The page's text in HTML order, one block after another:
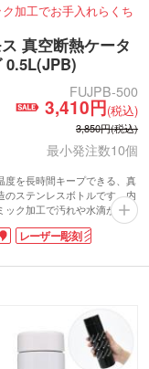
加工でお手入れらくち
真空断熱ケータ
0.5L(JPB)
FUJPB-500
3,410円(税込)
3,850円(税込)
最小発注数10個
度を長時間キープできる、真
のステンレスボトルです。内
ック加工で汚れや水滴が付き
ごと食洗機対応で毎日のお手
ちん！ペットボトル1本分と
ぴったりです。スポーツ飲料
販促品から卒業記念品まで、
ランド幅広いシーンで喜ばれ
です。
レーザー彫刻